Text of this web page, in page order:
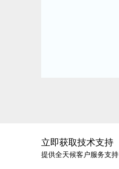
立即获取技术支持
提供全天候客户服务支持